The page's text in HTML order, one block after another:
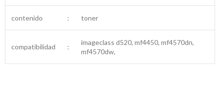
contenido : toner
compatibilidad :
imageclass d520, mf4450, mf4570dn,
mf4570dw,